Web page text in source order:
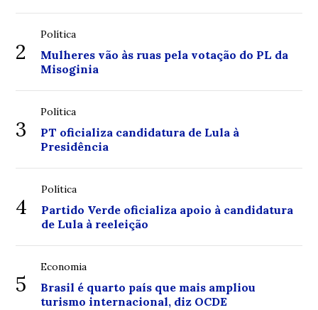
2
Política
Mulheres vão às ruas pela votação do PL da
Misoginia
3
Política
PT oficializa candidatura de Lula à
Presidência
4
Política
Partido Verde oficializa apoio à candidatura
de Lula à reeleição
5
Economia
Brasil é quarto país que mais ampliou
turismo internacional, diz OCDE